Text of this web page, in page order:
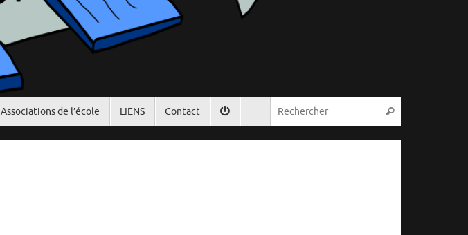
Associations de l’école LIENS Contact Rechercher